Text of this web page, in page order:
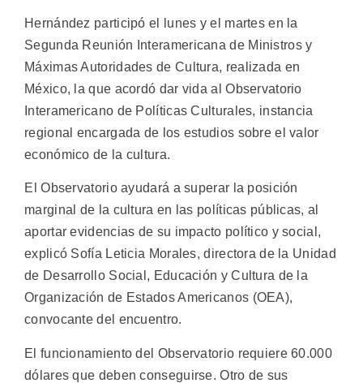
Hernández participó el lunes y el martes en la
Segunda Reunión Interamericana de Ministros y
Máximas Autoridades de Cultura, realizada en
México, la que acordó dar vida al Observatorio
Interamericano de Políticas Culturales, instancia
regional encargada de los estudios sobre el valor
económico de la cultura.
El Observatorio ayudará a superar la posición
marginal de la cultura en las políticas públicas, al
aportar evidencias de su impacto político y social,
explicó Sofía Leticia Morales, directora de la Unidad
de Desarrollo Social, Educación y Cultura de la
Organización de Estados Americanos (OEA),
convocante del encuentro.
El funcionamiento del Observatorio requiere 60.000
dólares que deben conseguirse. Otro de sus